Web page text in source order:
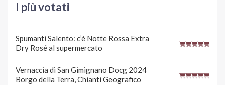
I più votati
Spumanti Salento: c’è Notte Rossa Extra
Dry Rosé al supermercato
Vernaccia di San Gimignano Docg 2024
Borgo della Terra, Chianti Geografico